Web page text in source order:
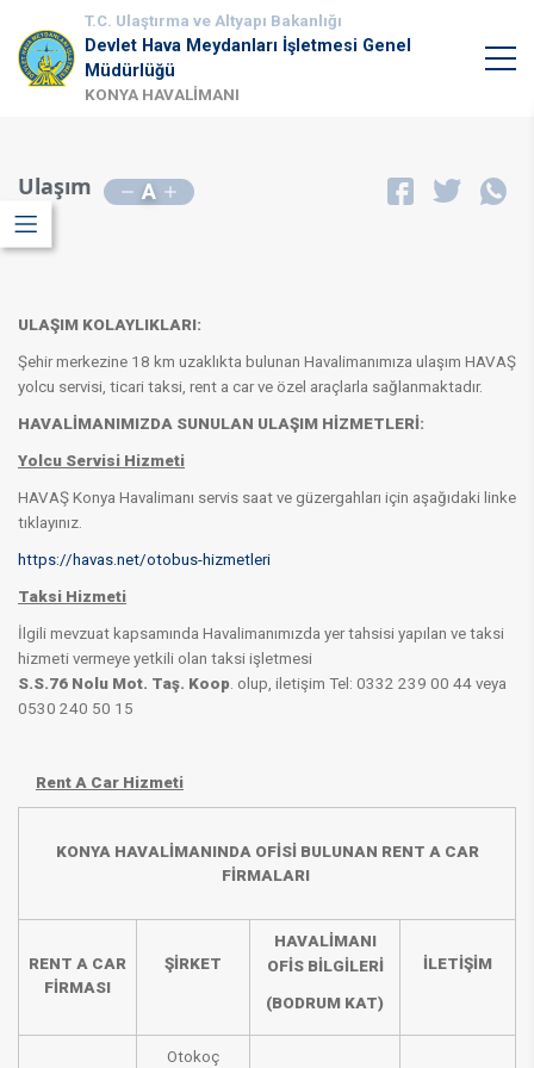
T.C. Ulaştırma ve Altyapı Bakanlığı
Devlet Hava Meydanları İşletmesi Genel
Müdürlüğü
KONYA HAVALİMANI
Ulaşım A
ULAŞIM KOLAYLIKLARI:
​Şehir merkezine 18 km uzaklıkta bulunan Havalimanımıza ulaşım HAVAŞ
yolcu servisi, ticari taksi, rent a car ve özel araçlarla sağlanmaktadır.
HAVALİMANIMIZDA SUNULAN ULAŞIM HİZMETLERİ:
Yolcu Servisi Hizmeti
HAVAŞ Konya Havalimanı servis saat ve güzergahları için aşağıdaki linke
tıklayınız.
https://havas.net/otobus-hizmetleri
Taksi Hizmeti
İlgili mevzuat kapsamında Havalimanımızda yer tahsisi yapılan ve taksi
hizmeti vermeye yetkili olan taksi işletmesi
S.S.76 Nolu Mot. Taş. Koop. olup, iletişim Tel: 0332 239 00 44 veya
0530 240 50 15
Rent A Car Hizmeti
​KONYA HAVALİMANINDA OFİSİ BULUNAN RENT A CAR
FİRMALARI ​
RENT A CAR
FİRMASI
ŞİRKET
HAVALİMANI
OFİS BİLGİLERİ
(BODRUM KAT)
İLETİŞİM
Otokoç